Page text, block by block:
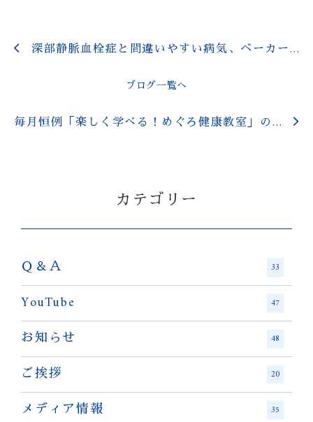
深部静脈血栓症と間違いやすい病気、ベーカー嚢腫（のうしゅ）
ブログ一覧へ
毎月恒例「楽しく学べる！めぐろ健康教室」のお知らせ
カテゴリー
Ｑ＆Ａ 33
YouTube 47
お知らせ 48
ご挨拶 20
メディア情報 35